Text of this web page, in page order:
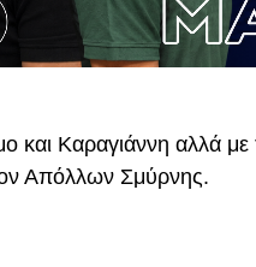
και Καραγιάννη αλλά
Απόλλων Σμύρνης.